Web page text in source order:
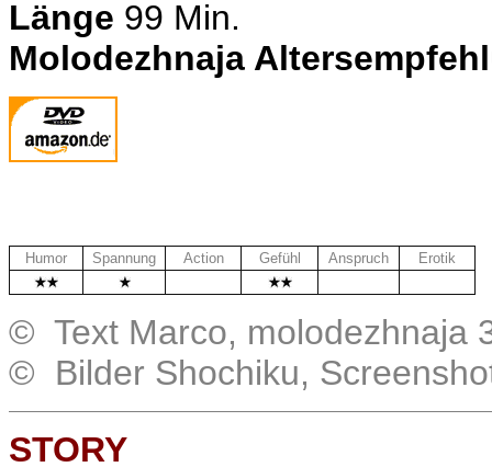
Länge 99 Min.
Molodezhnaja
Humor Spannung Action Gefühl Anspruch
Erotik
© Text Marco, molodezhnaja
© Bilder Shochiku,
STORY